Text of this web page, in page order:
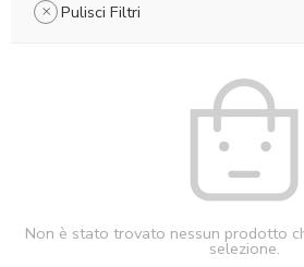
Pulisci Filtri
Non è stato trovato nessun prodotto
selezione.